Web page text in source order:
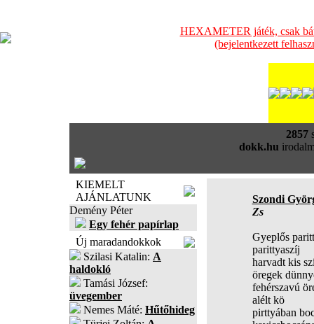
HEXAMETER játék, csak
(bejelentkezett
2857
dokk.hu
KIEMELT
AJÁNLATUNK
Demény Péter
Egy fehér papírlap
Új maradandokkok
Szilasi Katalin: A
haldokló
Tamási József:
üvegember
Nemes Máté: Hűtőhideg
Szondi
Zs
Gyeplős
parittyaszíj
harvadt kis
öregek
fehérszavú
alélt kö
pirttyában